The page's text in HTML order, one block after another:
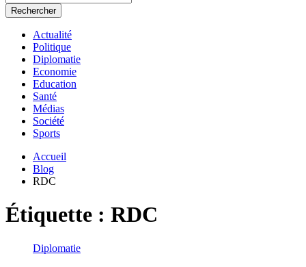
Rechercher
Actualité
Politique
Diplomatie
Economie
Education
Santé
Médias
Société
Sports
Accueil
Blog
RDC
Étiquette : RDC
Diplomatie